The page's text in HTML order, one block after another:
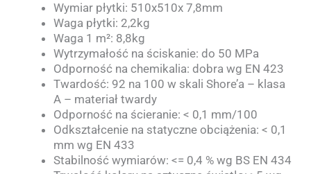
Wymiar płytki: 510x510x 7,8mm
Waga płytki: 2,2kg
Waga 1 m²: 8,8kg
Wytrzymałość na ściskanie: do 50 MPa
Odporność na chemikalia: dobra wg EN 423
Twardość: 92 na 100 w skali Shore’a – klasa
A – materiał twardy
Odporność na ścieranie: < 0,1 mm/100
Odkształcenie na statyczne obciążenia: < 0,1
mm wg EN 433
Stabilność wymiarów: <= 0,4 % wg BS EN 434